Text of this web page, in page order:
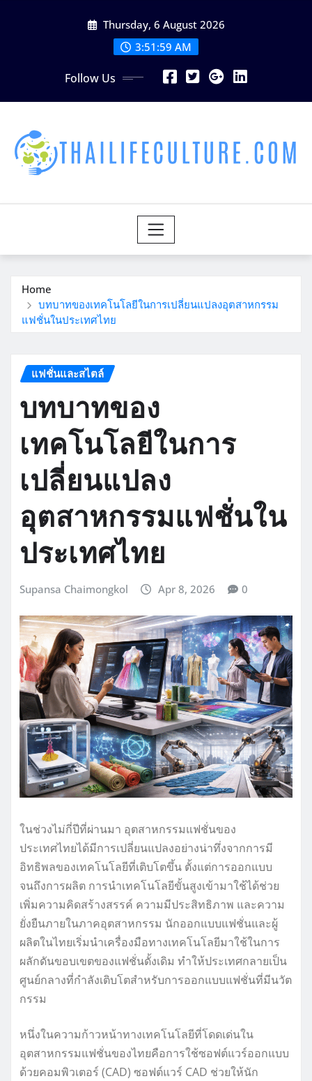
Thursday, 6 August 2026
3:52:01 AM
Follow Us
Home
บทบาทของเทคโนโลยีในการเปลี่ยนแปลงอุตสาหกรรม
แฟชั่นในประเทศไทย
แฟชั่นและสไตล์
บทบาทของ
เทคโนโลยีในการ
เปลี่ยนแปลง
อุตสาหกรรมแฟชั่นใน
ประเทศไทย
Supansa Chaimongkol Apr 8, 2026 0
ในช่วงไม่กี่ปีที่ผ่านมา อุตสาหกรรมแฟชั่นของ
ประเทศไทยได้มีการเปลี่ยนแปลงอย่างน่าทึ่งจากการมี
อิทธิพลของเทคโนโลยีที่เติบโตขึ้น ตั้งแต่การออกแบบ
จนถึงการผลิต การนำเทคโนโลยีขั้นสูงเข้ามาใช้ได้ช่วย
เพิ่มความคิดสร้างสรรค์ ความมีประสิทธิภาพ และความ
ยั่งยืนภายในภาคอุตสาหกรรม นักออกแบบแฟชั่นและผู้
ผลิตในไทยเริ่มนำเครื่องมือทางเทคโนโลยีมาใช้ในการ
ผลักดันขอบเขตของแฟชั่นดั้งเดิม ทำให้ประเทศกลายเป็น
ศูนย์กลางที่กำลังเติบโตสำหรับการออกแบบแฟชั่นที่มีนวัต
กรรม
หนึ่งในความก้าวหน้าทางเทคโนโลยีที่โดดเด่นใน
อุตสาหกรรมแฟชั่นของไทยคือการใช้ซอฟต์แวร์ออกแบบ
ด้วยคอมพิวเตอร์ (CAD) ซอฟต์แวร์ CAD ช่วยให้นัก